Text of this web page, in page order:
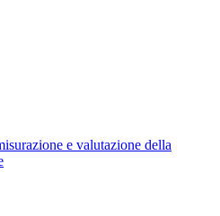
e valutazione della